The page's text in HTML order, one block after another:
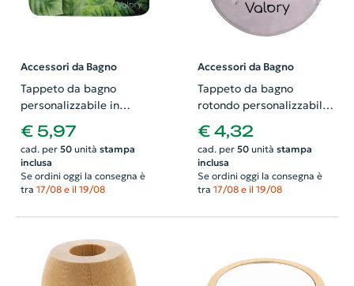
Accessori da Bagno
Tappeto da bagno
personalizzabile in
sublimazione
€ 5,97
cad. per 50unità stampa
inclusa
Se ordini oggi la consegna è
tra 17/08 e il 19/08
Accessori da Bagno
Tappeto da bagno
rotondo personalizzabile
in sublimazione
€ 4,32
cad. per 50unità stampa
inclusa
Se ordini oggi la consegna è
tra 17/08 e il 19/08